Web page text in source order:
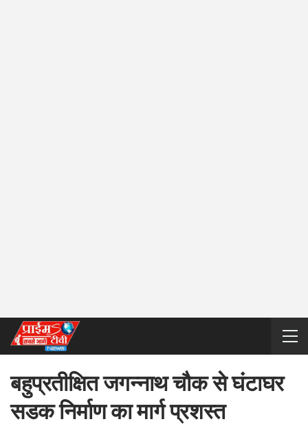
बहुप्रतीक्षित जगन्नाथ चौक से घंटाघर
सडक निर्माण का मार्ग प्रशस्त